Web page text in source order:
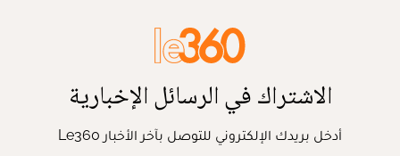
الاشتراك في الرسائل الإخبارية
أدخل بريدك الإلكتروني للتوصل بآخر الأخبار Le360